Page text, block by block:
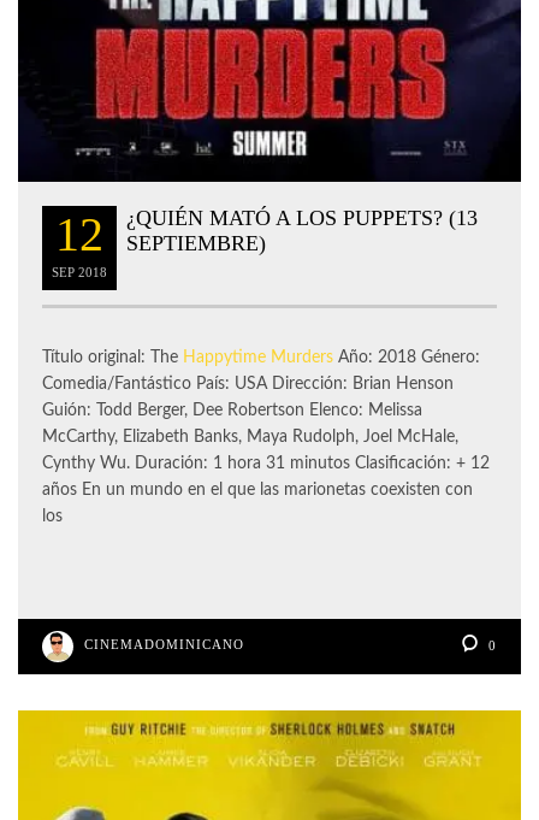
12
SEP 2018
¿QUIÉN MATÓ A LOS PUPPETS? (13
SEPTIEMBRE)
Título original: The Happytime Murders Año: 2018 Género:
Comedia/Fantástico País: USA Dirección: Brian Henson
Guión: Todd Berger, Dee Robertson Elenco: Melissa
McCarthy, Elizabeth Banks, Maya Rudolph, Joel McHale,
Cynthy Wu. Duración: 1 hora 31 minutos Clasificación: + 12
años En un mundo en el que las marionetas coexisten con
los
CINEMADOMINICANO 0